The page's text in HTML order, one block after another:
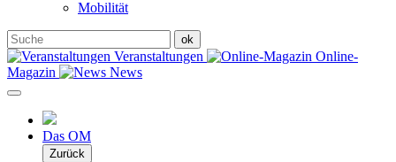
Mobilität
Veranstaltungen
Online-
Magazin
News
Das OM
Zurück